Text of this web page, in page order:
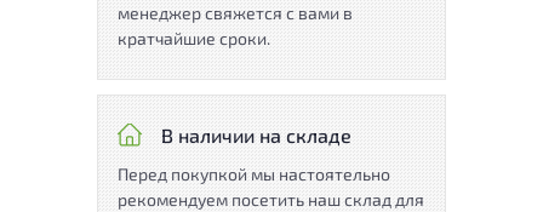
менеджер свяжется с вами в
кратчайшие сроки.
В наличии на складе
Перед покупкой мы настоятельно
рекомендуем посетить наш склад для